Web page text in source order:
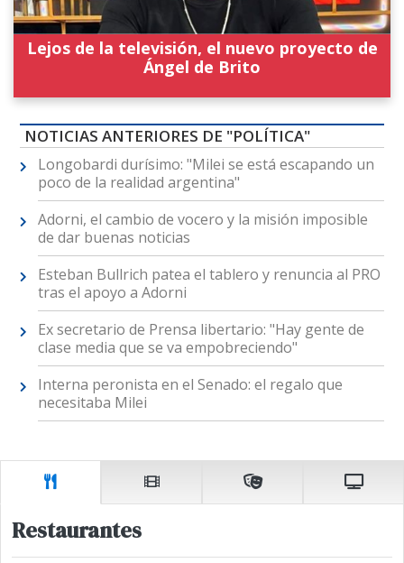
Lejos de la televisión, el nuevo proyecto de
Ángel de Brito
NOTICIAS ANTERIORES DE "POLÍTICA"
Longobardi durísimo: "Milei se está escapando un
poco de la realidad argentina"
Adorni, el cambio de vocero y la misión imposible
de dar buenas noticias
Esteban Bullrich patea el tablero y renuncia al PRO
tras el apoyo a Adorni
Ex secretario de Prensa libertario: "Hay gente de
clase media que se va empobreciendo"
Interna peronista en el Senado: el regalo que
necesitaba Milei
Restaurantes